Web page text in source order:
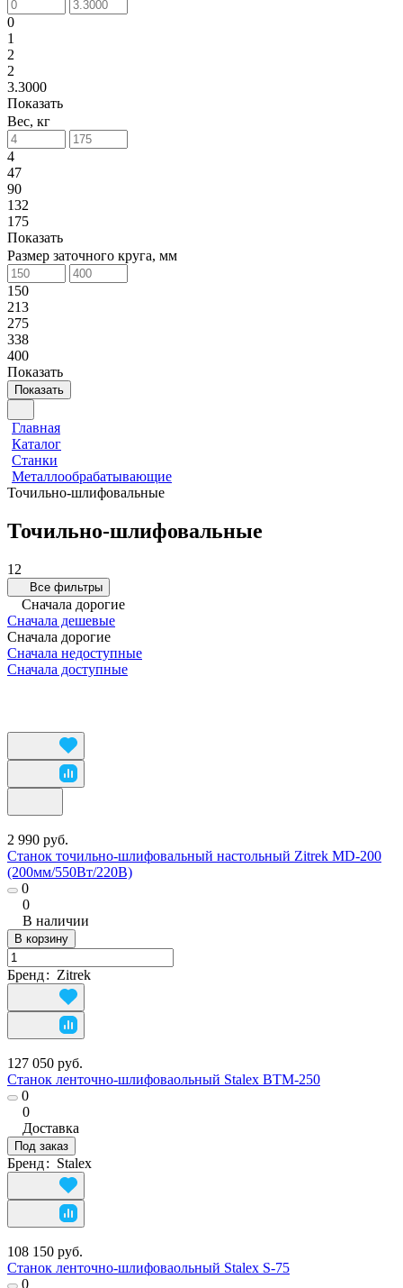
0
1
2
2
3.3000
Показать
Вес, кг
4
47
90
132
175
Показать
Размер заточного круга, мм
150
213
275
338
400
Показать
Показать
Главная
Каталог
Станки
Металлообрабатывающие
Точильно-шлифовальные
Точильно-шлифовальные
12
Все фильтры
Сначала дорогие
Сначала дешевые
Сначала дорогие
Сначала недоступные
Сначала доступные
2 990 руб.
Станок точильно-шлифовальный настольный Zitrek MD-200
(200мм/550Вт/220В)
0
0
В наличии
В корзину
Бренд: Zitrek
127 050 руб.
Станок ленточно-шлифоваольный Stalex ВТМ-250
0
0
Доставка
Под заказ
Бренд: Stalex
108 150 руб.
Станок ленточно-шлифоваольный Stalex S-75
0